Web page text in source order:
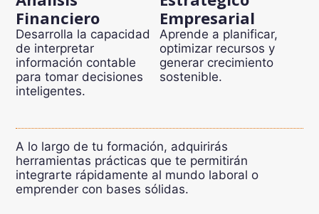
Financiero
Desarrolla la capacidad
de interpretar
información contable
para tomar decisiones
inteligentes.
Empresarial
Aprende a planificar,
optimizar recursos y
generar crecimiento
sostenible.
A lo largo de tu formación, adquirirás
herramientas prácticas que te permitirán
integrarte rápidamente al mundo laboral o
emprender con bases sólidas.